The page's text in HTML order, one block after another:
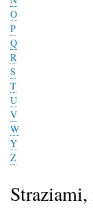
O
P
Q
R
S
T
U
V
W
Y
Z